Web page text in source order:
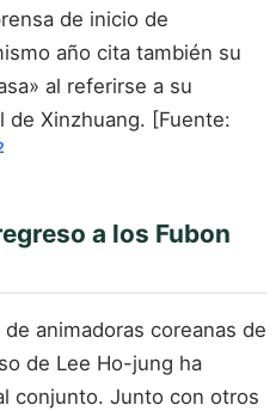
de inicio de
año cita también su
al referirse a su
de Xinzhuang. [Fuente:
a los Fubon
animadoras coreanas de
de Lee Ho-jung ha
conjunto. Junto con otros